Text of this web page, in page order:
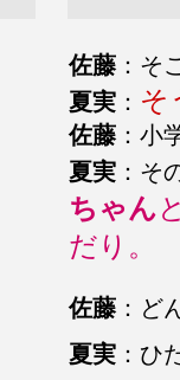
佐藤 ：そ
夏実 ： そ
佐藤 ：小
夏実 ：そ
ちゃん
だり。
佐藤 ：ど
夏実 ：ひ